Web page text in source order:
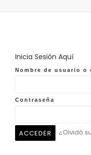
Inicia Sesión Aquí
Nombre de usuario
Contraseña
¿Olvidó